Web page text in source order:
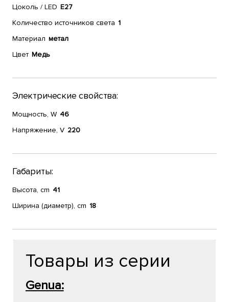
Цоколь / LED E27
Количество источников света 1
Материал метал
Цвет Медь
Электрические свойства:
Мощность, W 46
Напряжение, V 220
Габариты:
Высота, cm 41
Ширина (диаметр), cm 18
Товары из серии
Genua: